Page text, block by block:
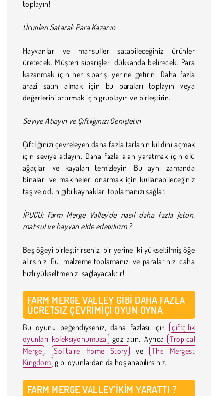
toplayın!
Ürünleri Satarak Para Kazanın
Hayvanlar ve mahsuller satabileceğiniz ürünler
üretecek. Müşteri siparişleri dükkanda belirecek. Para
kazanmak için her siparişi yerine getirin. Daha fazla
arazi satın almak için bu paraları toplayın veya
değerlerini artırmak için gruplayın ve birleştirin.
Seviye Atlayın ve Çiftliğinizi Genişletin
Çiftliğinizi çevreleyen daha fazla tarlanın kilidini açmak
için seviye atlayın. Daha fazla alan yaratmak için ölü
ağaçları ve kayaları temizleyin. Bu aynı zamanda
binaları ve makineleri onarmak için kullanabileceğiniz
taş ve odun gibi kaynakları toplamanızı sağlar.
İPUCU: Farm Merge Valley'de nasıl daha fazla jeton,
mahsul ve hayvan elde edebilirim ?
Beş öğeyi birleştirirseniz, bir yerine iki yükseltilmiş öğe
alırsınız. Bu, malzeme toplamanızı ve paralarınızı daha
hızlı yükseltmenizi sağlayacaktır!
FARM MERGE VALLEY GIBI DAHA FAZLA
ÜCRETSIZ ÇEVRIMIÇI OYUN OYNA
Bu oyunu beğendiyseniz, daha fazlası için çiftçilik
oyunları koleksiyonumuza göz atın. Ayrıca Tropical
Merge , Solitaire Home Story ve
The Mergest
Kingdom gibi oyunlardan da hoşlanabilirsiniz.
FARM MERGE VALLEY'IKIM YARATTI ?